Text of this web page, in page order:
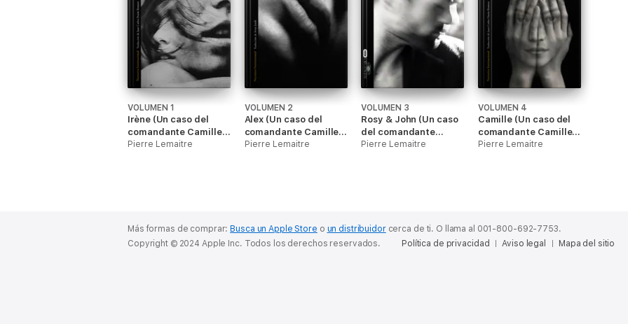
VOLUMEN 1
Irène (Un caso del
comandante Camille
Verhoeven 1)
Pierre Lemaitre
VOLUMEN 2
Alex (Un caso del
comandante Camille
Verhoeven 2)
Pierre Lemaitre
VOLUMEN 3
Rosy & John (Un caso
del comandante
Camille Verhoeven 3)
Pierre Lemaitre
VOLUMEN 4
Camille (Un caso del
comandante Camille
Verhoeven 4)
Pierre Lemaitre
Más formas de comprar: Busca un Apple Store o un distribuidorcerca de ti. O llama al 001-800-692-7753.
Copyright © 2024 Apple Inc. Todos los derechos reservados. Política de privacidad Aviso legal Mapa del sitio